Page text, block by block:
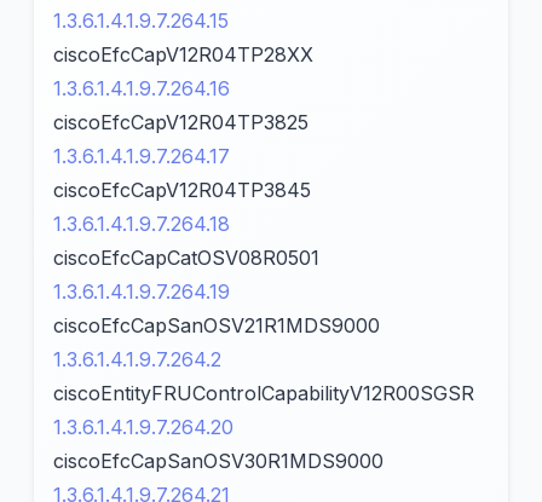
1.3.6.1.4.1.9.7.264.15
ciscoEfcCapV12R04TP28XX
1.3.6.1.4.1.9.7.264.16
ciscoEfcCapV12R04TP3825
1.3.6.1.4.1.9.7.264.17
ciscoEfcCapV12R04TP3845
1.3.6.1.4.1.9.7.264.18
ciscoEfcCapCatOSV08R0501
1.3.6.1.4.1.9.7.264.19
ciscoEfcCapSanOSV21R1MDS9000
1.3.6.1.4.1.9.7.264.2
ciscoEntityFRUControlCapabilityV12R00SGSR
1.3.6.1.4.1.9.7.264.20
ciscoEfcCapSanOSV30R1MDS9000
1.3.6.1.4.1.9.7.264.21